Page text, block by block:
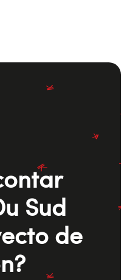
Sud
de